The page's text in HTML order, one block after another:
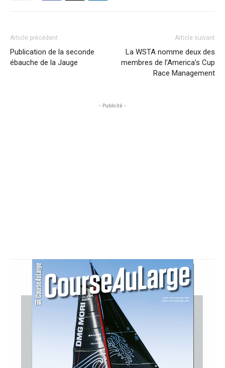
Article précédent
Publication de la seconde
ébauche de la Jauge
Article suivant
La WSTA nomme deux des
membres de l’America’s Cup
Race Management
- Publicité -